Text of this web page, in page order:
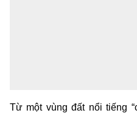
Từ một vùng đất nổi tiếng